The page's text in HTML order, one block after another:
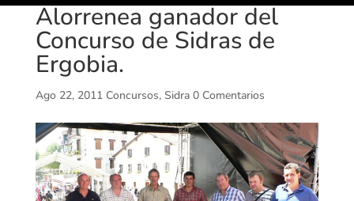
Alorrenea ganador del
Concurso de Sidras de
Ergobia.
Ago 22, 2011 Concursos, Sidra 0 Comentarios